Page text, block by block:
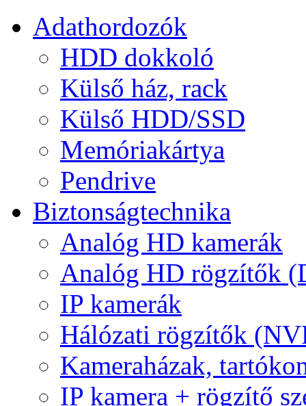
Adathordozók
HDD dokkoló
Külső ház, rack
Külső HDD/SSD
Memóriakártya
Pendrive
Biztonságtechnika
Analóg HD kamerák
Analóg HD rögzítők
IP kamerák
Hálózati rögzítők
Kameraházak,
IP kamera + rögzítő